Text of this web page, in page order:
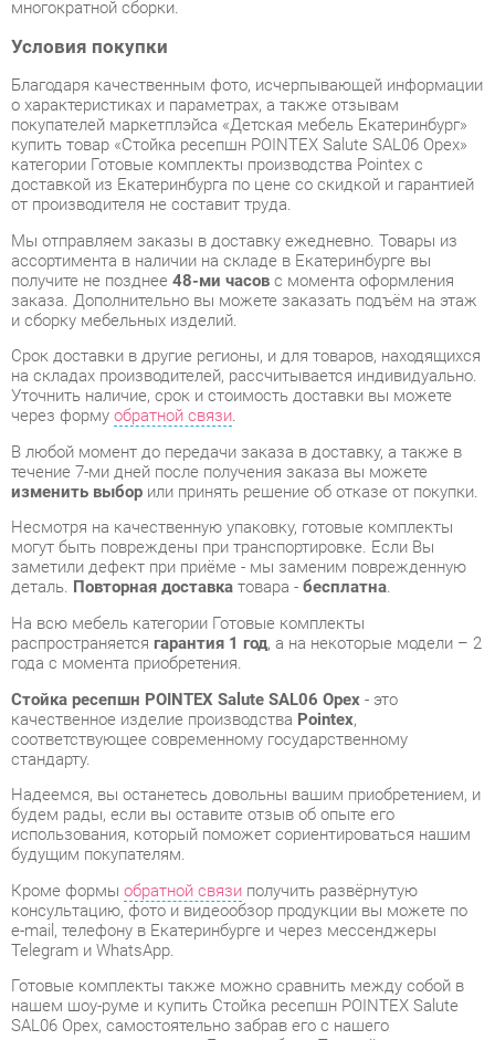
покупателей маркетплэйса «Детская мебель Екатеринбург»
купить товар «Стойка ресепшн POINTEX Salute SAL06 Орех»
категории Готовые комплекты производства Pointex с
доставкой из Екатеринбурга по цене со скидкой и гарантией
от производителя не составит труда.
Мы отправляем заказы в доставку ежедневно. Товары из
ассортимента в наличии на складе в Екатеринбурге вы
получите не позднее48-ми часовс момента оформления
заказа. Дополнительно вы можете заказать подъём на этаж
и сборку мебельных изделий.
Срок доставки в другие регионы, и для товаров, находящихся
на складах производителей, рассчитывается индивидуально.
Уточнить наличие, срок и стоимость доставки вы можете
через формуобратной связи.
В любой момент до передачи заказа в доставку, а также в
течение 7-ми дней после получения заказа вы можете
изменить выборили принять решение об отказе от покупки.
Несмотря на качественную упаковку, готовые комплекты
могут быть повреждены при транспортировке. Если Вы
заметили дефект при приёме - мы заменим поврежденную
деталь. Повторная доставкатовара -бесплатна.
На всю мебель категории Готовые комплекты
распространяется
года с момента приобретения.
Стойка ресепшн POINTEX Salute SAL06 Орех- это
качественное изделие производстваPointex,
стандарту.
Надеемся, вы останетесь довольны вашим приобретением, и
использования, который поможет сориентироваться нашим
будущим покупателям.
Кроме формы
консультацию, фото и видеообзор продукции вы можете по
e-mail, телефону в Екатеринбурге и через мессенджеры
Telegram и WhatsApp.
Готовые комплекты также можно сравнить между собой в
нашем шоу-руме и купить Стойка ресепшн POINTEX Salute
SAL06 Орех, самостоятельно забрав его с нашего
центрального склада в г. Екатеринбург. Полный список
адресов и магазинов смотрите на странице контактов.
Стиль мебели Современный
Толщина столешницы, мм
18